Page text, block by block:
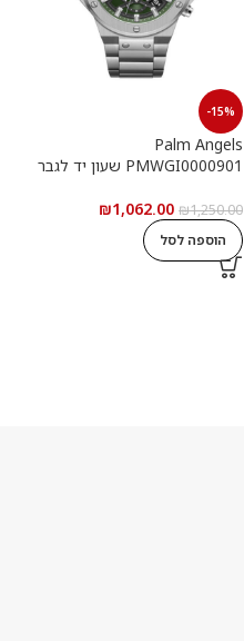
-15%
Palm Angels
PMWGI0000901 שעון יד לגבר
₪1,250.00
₪1,062.00
הוספה לסל